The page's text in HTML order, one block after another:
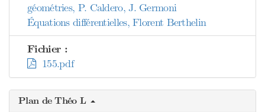
géométries, P. Caldero, J. Germoni
Équations différentielles, Florent Berthelin
Fichier :
155.pdf
Plan de Théo L